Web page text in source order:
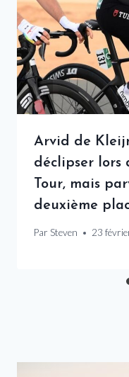
Arvid de
déclipser lors
Tour, mais
deuxième
Par Steven 23